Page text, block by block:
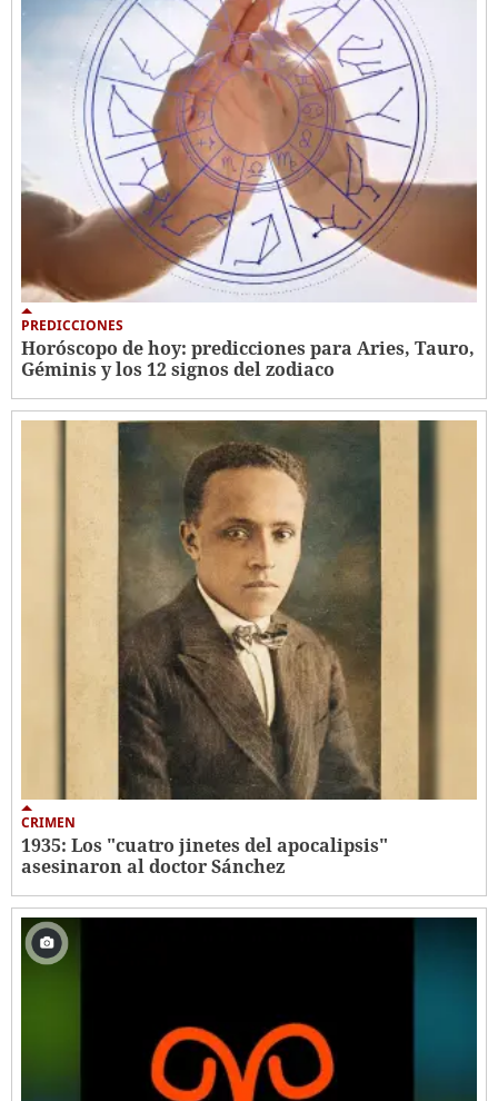
PREDICCIONES
Horóscopo de hoy: predicciones para Aries, Tauro,
Géminis y los 12 signos del zodiaco
CRIMEN
1935: Los "cuatro jinetes del apocalipsis"
asesinaron al doctor Sánchez